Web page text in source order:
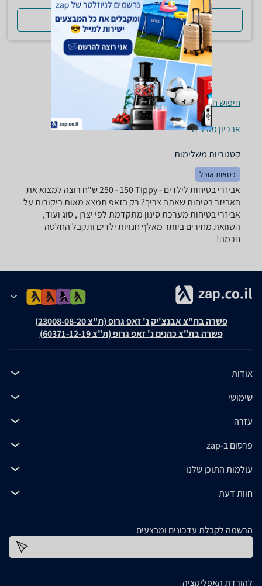
למדריך המלא
חיפוש חנויות אביזרי בטיחות לילדים לפי עיר
ארכיון מוצרים
קטגוריות משלימות
כסאות אוכל
אביזרי בטיחות לילדים - ‏Tippy ‏150 - 250 ‏ש"ח רוצה למצוא את
האביזר בטיחות שאתה צריך? רק בזאפ תמצא מאות ביקורות על
אביזרי בטיחות מערכת סינון מתקדמת לפי יצרן , סוג ועוד,
השוואת מחירים ביותר מאלף חנויות ילדים ותקבל החלטה
חכמה!
פשרה בת"צ אבנצ'יק נ' זאפ גרופ (ת"צ 23008-08-20)
פשרה בת"צ כהנים נ' זאפ גרופ (ת"צ 60371-12-19)
אודות
שימושי
עזרה
פרסום ב-zap
עולמות התוכן שלנו
חוות דעת
הרשמה לקבלת עדכונים ומבצעים
להורדת האפליקציה